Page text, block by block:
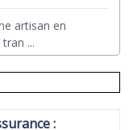
artisan en
tran ...
: